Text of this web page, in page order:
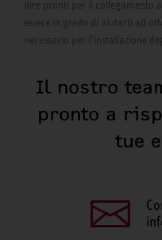
dire pronti per il collegamento
essere in grado di aiutarti ad
necessario per l’installazione
Il nostro
pronto a
tue